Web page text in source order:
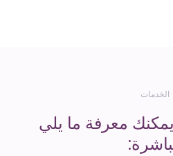
الخدمات
معرفة ما يلي